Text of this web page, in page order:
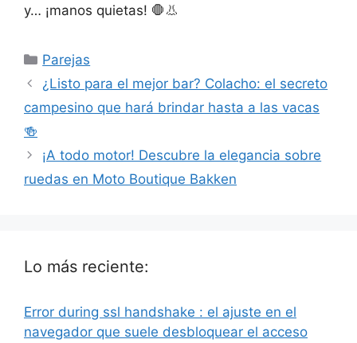
y… ¡manos quietas! 🛑👃
Categorías
Parejas
¿Listo para el mejor bar? Colacho: el secreto
campesino que hará brindar hasta a las vacas
🍻
¡A todo motor! Descubre la elegancia sobre
ruedas en Moto Boutique Bakken
Lo más reciente:
Error during ssl handshake : el ajuste en el
navegador que suele desbloquear el acceso